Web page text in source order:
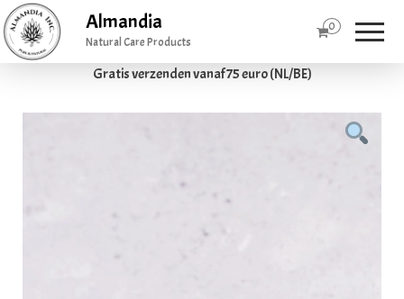
Gratis verzenden vanaf 75 euro (NL/BE)
Almandia
Natural Care Products
0